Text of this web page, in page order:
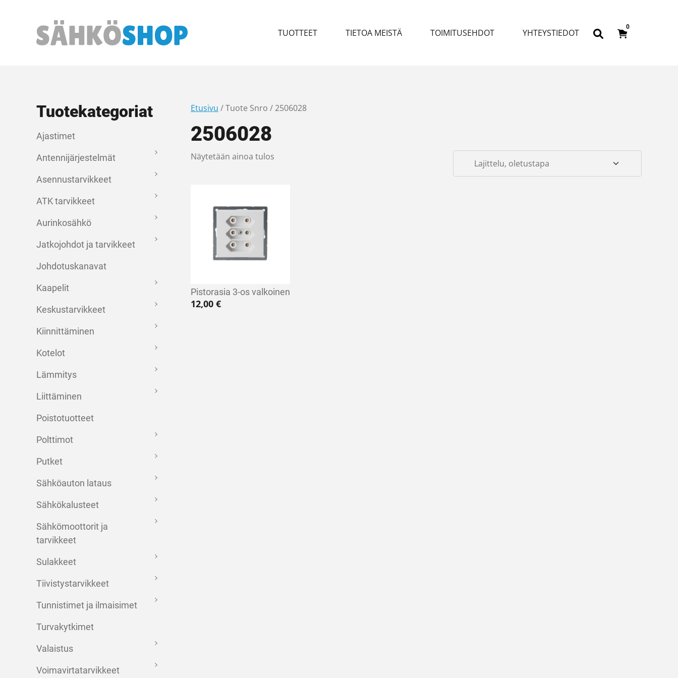
Päävalikko TUOTTEET TIETOA MEISTÄ TOIMITUSEHDOT YHTEYSTIEDOT
0
Tuotekategoriat
Ajastimet
Antennijärjestelmät
Asennustarvikkeet
ATK tarvikkeet
Aurinkosähkö
Jatkojohdot ja tarvikkeet
Johdotuskanavat
Kaapelit
Keskustarvikkeet
Kiinnittäminen
Kotelot
Lämmitys
Liittäminen
Poistotuotteet
Polttimot
Putket
Sähköauton lataus
Sähkökalusteet
Sähkömoottorit ja
tarvikkeet
Sulakkeet
Tiivistystarvikkeet
Tunnistimet ja ilmaisimet
Turvakytkimet
Valaistus
Voimavirtatarvikkeet
Etusivu / Tuote Snro / 2506028
2506028
Näytetään ainoa tulos
Pistorasia 3-os valkoinen
12,00 €